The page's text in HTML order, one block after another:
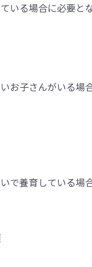
いる場合に必要とな
お子さんがいる場
で養育している場